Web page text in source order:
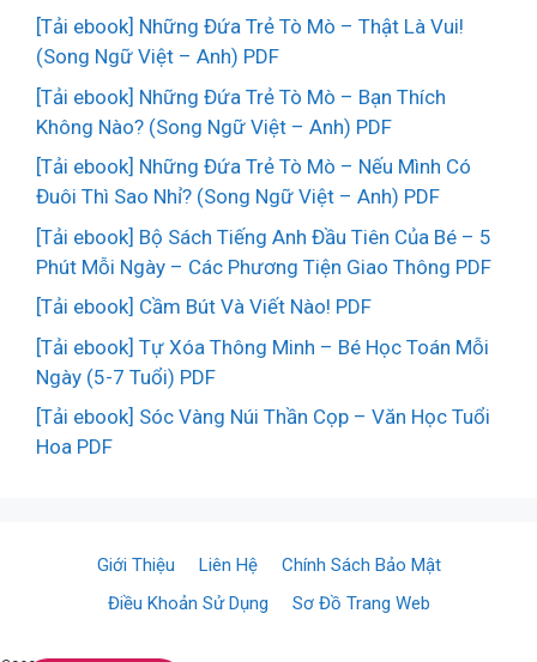
[Tải ebook] Những Đứa Trẻ Tò Mò – Thật Là Vui!
(Song Ngữ Việt – Anh) PDF
[Tải ebook] Những Đứa Trẻ Tò Mò – Bạn Thích
Không Nào? (Song Ngữ Việt – Anh) PDF
[Tải ebook] Những Đứa Trẻ Tò Mò – Nếu Mình Có
Đuôi Thì Sao Nhỉ? (Song Ngữ Việt – Anh) PDF
[Tải ebook] Bộ Sách Tiếng Anh Đầu Tiên Của Bé – 5
Phút Mỗi Ngày – Các Phương Tiện Giao Thông PDF
[Tải ebook] Cầm Bút Và Viết Nào! PDF
[Tải ebook] Tự Xóa Thông Minh – Bé Học Toán Mỗi
Ngày (5-7 Tuổi) PDF
[Tải ebook] Sóc Vàng Núi Thần Cọp – Văn Học Tuổi
Hoa PDF
Giới Thiệu Liên Hệ
Chính Sách Bảo Mật
Điều Khoản Sử Dụng
Sơ Đồ Trang Web